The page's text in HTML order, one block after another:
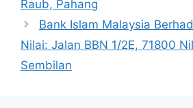
Raub, Pahang
Bank Islam Malaysia
Nilai: Jalan BBN 1/2E, 71800
Sembilan